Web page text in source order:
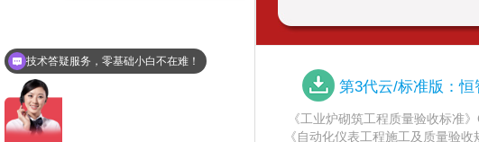
第3代云/标准版：恒
《工业炉砌筑工程质量验收标准
《自动化仪表工程施工及质量验
技术答疑服务，零基础小白不在难！